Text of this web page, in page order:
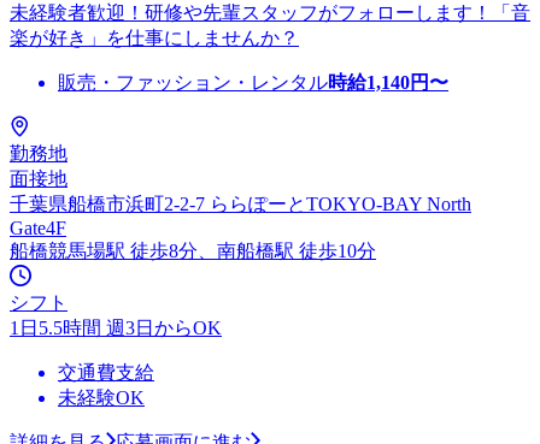
未経験者歓迎！研修や先輩スタッフがフォローします！「音
楽が好き」を仕事にしませんか？
販売・ファッション・レンタル時給1,140円〜
勤務地
面接地
千葉県船橋市浜町2-2-7 ららぽーとTOKYO-BAY North
Gate4F
船橋競馬場駅 徒歩8分、南船橋駅 徒歩10分
シフト
1日5.5時間 週3日からOK
交通費支給
未経験OK